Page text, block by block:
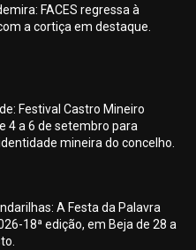
FACES regressa à
a cortiça em destaque.
Festival Castro Mineiro
4 a 6 de setembro para
mineira do concelho.
A Festa da Palavra
18ª edição, em Beja de 28 a